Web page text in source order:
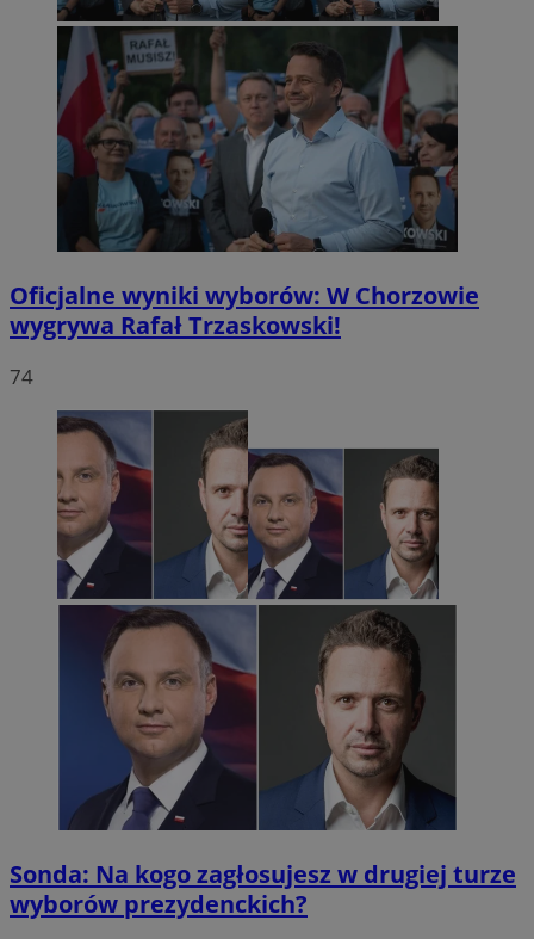
Oficjalne wyniki wyborów: W Chorzowie
wygrywa Rafał Trzaskowski!
74
Sonda: Na kogo zagłosujesz w drugiej turze
wyborów prezydenckich?